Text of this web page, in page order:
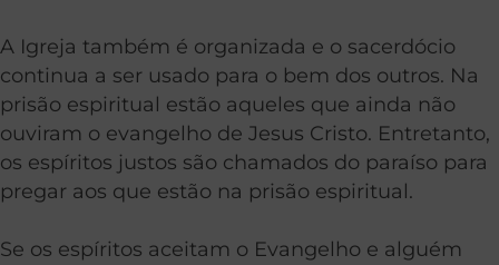
A Igreja também é organizada e o sacerdócio
continua a ser usado para o bem dos outros. Na
prisão espiritual estão aqueles que ainda não
ouviram o evangelho de Jesus Cristo. Entretanto,
os espíritos justos são chamados do paraíso para
pregar aos que estão na prisão espiritual.
Se os espíritos aceitam o Evangelho e alguém